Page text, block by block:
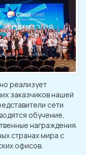
реализует
заказчиков нашей
сети
обучение,
награждения.
странах мира с
офисов.